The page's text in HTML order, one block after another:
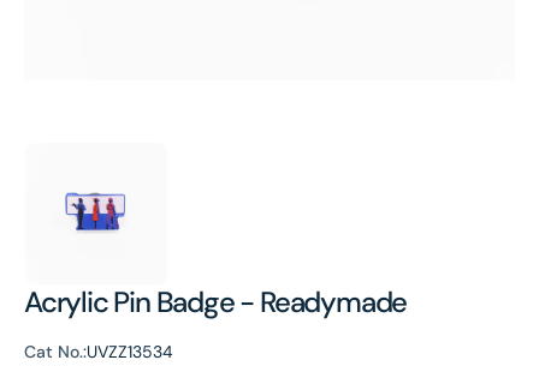
Acrylic Pin Badge - Readymade
Cat No.:UVZZ13534